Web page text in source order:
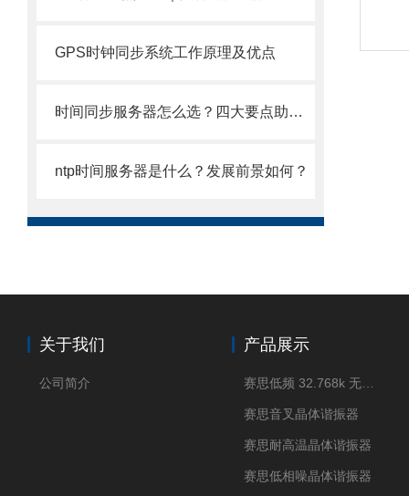
GPS时钟同步系统工作原理及优点
时间同步服务器怎么选？四大要点助你轻松搞定！
ntp时间服务器是什么？发展前景如何？
关于我们
公司简介
产品展示
赛思音叉晶体谐振器
赛思耐高温晶体谐振器
赛思低相噪晶体谐振器